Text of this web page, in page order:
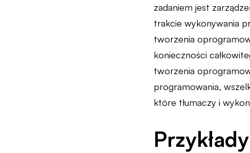
zadaniem jest
trakcie wykonywania
tworzenia
konieczności
tworzenia
programowania,
które tłumaczy i